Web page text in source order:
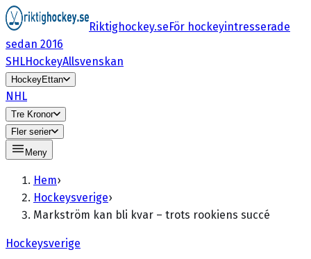
Riktighockey.seFör hockeyintresserade
sedan 2016
SHLHockeyAllsvenskan
HockeyEttan
NHL
Tre Kronor
Fler serier
Meny
Hem›
Hockeysverige›
Markström kan bli kvar – trots rookiens succé
Hockeysverige